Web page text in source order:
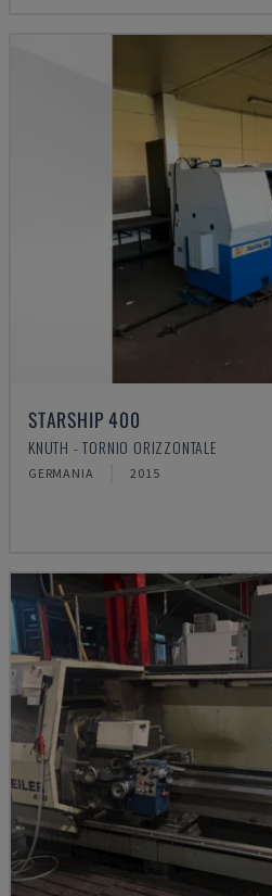
STARSHIP 400
KNUTH - TORNIO ORIZZONTALE
GERMANIA 2015